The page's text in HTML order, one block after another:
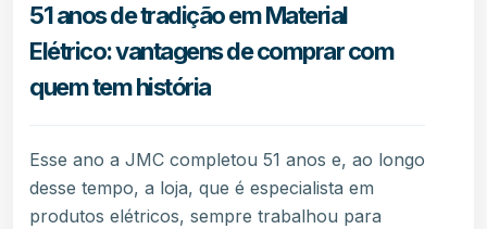
51 anos de tradição em Material
Elétrico: vantagens de comprar com
quem tem história
Esse ano a JMC completou 51 anos e, ao longo
desse tempo, a loja, que é especialista em
produtos elétricos, sempre trabalhou para